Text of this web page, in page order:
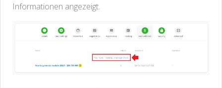
Informationen angezeigt.